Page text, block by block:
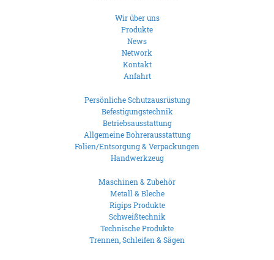
Wir über uns
Produkte
News
Network
Kontakt
Anfahrt
Persönliche Schutzausrüstung
Befestigungstechnik
Betriebsausstattung
Allgemeine Bohrerausstattung
Folien/Entsorgung & Verpackungen
Handwerkzeug
Maschinen & Zubehör
Metall & Bleche
Rigips Produkte
Schweißtechnik
Technische Produkte
Trennen, Schleifen & Sägen